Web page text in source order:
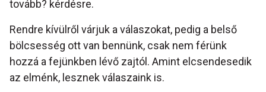
tovább? kérdésre.
Rendre kívülről várjuk a válaszokat, pedig a belső
bölcsesség ott van bennünk, csak nem férünk
hozzá a fejünkben lévő zajtól. Amint elcsendesedik
az elménk, lesznek válaszaink is.